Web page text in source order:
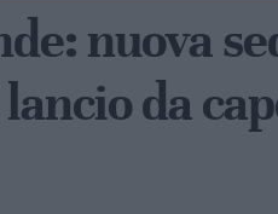
nuova
da